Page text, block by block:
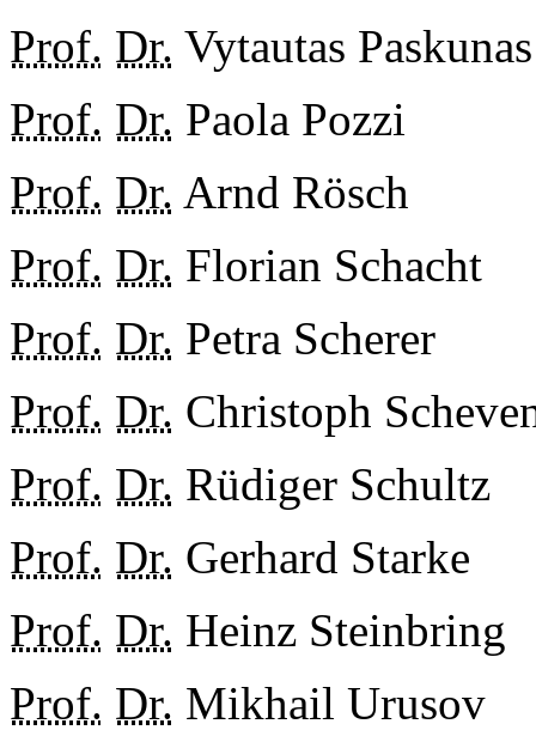
Prof. Dr. Vytautas Paskunas
Prof. Dr. Paola Pozzi
Prof. Dr. Arnd Rösch
Prof. Dr. Florian Schacht
Prof. Dr. Petra Scherer
Prof. Dr. Christoph
Prof. Dr. Rüdiger Schultz
Prof. Dr. Gerhard Starke
Prof. Dr. Heinz Steinbring
Prof. Dr. Mikhail Urusov